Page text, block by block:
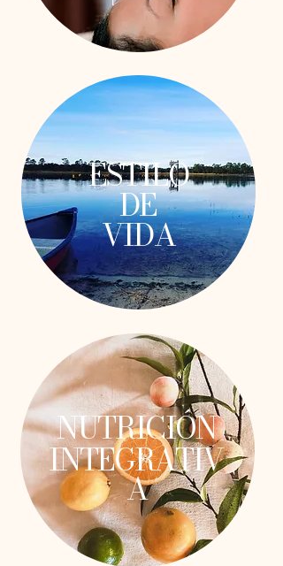
ESTILO
DE
VIDA
NUTRICIÓN
INTEGRATIV
A